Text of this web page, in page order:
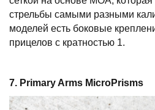
стрельбы самыми разными
моделей есть боковые
прицелов с кратностью 1.
7. Primary Arms MicroPrisms